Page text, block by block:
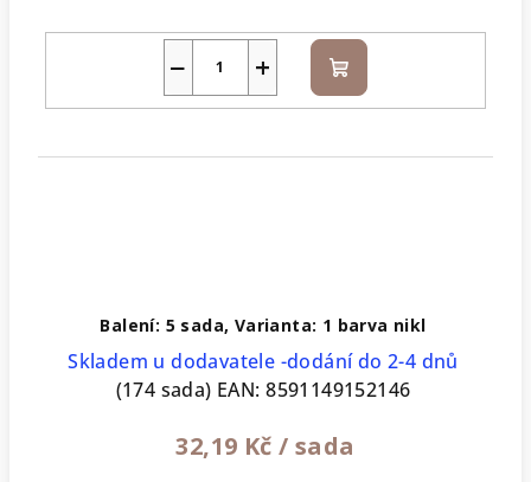
+
− Do
košíku
Balení: 5 sada, Varianta: 1 barva nikl
Skladem u dodavatele -dodání do 2-4 dnů
(174 sada) EAN: 8591149152146
32,19 Kč/ sada